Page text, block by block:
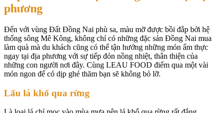
phương
Đến với vùng Đất Đồng Nai phù sa, màu mỡ được bồi đắp bởi hệ
thống sông Mê Kông, không chỉ có những đặc sản Đồng Nai mua
làm quà mà du khách cũng có thể tận hưởng những món ẩm thực
ngay tại địa phương với sự tiếp đón nồng nhiệt, thân thiện của
những con người nơi đây. Cùng LEAU FOOD điểm qua một vài
món ngon để có dịp ghé thăm bạn sẽ không bỏ lỡ.
Lẩu lá khổ qua rừng